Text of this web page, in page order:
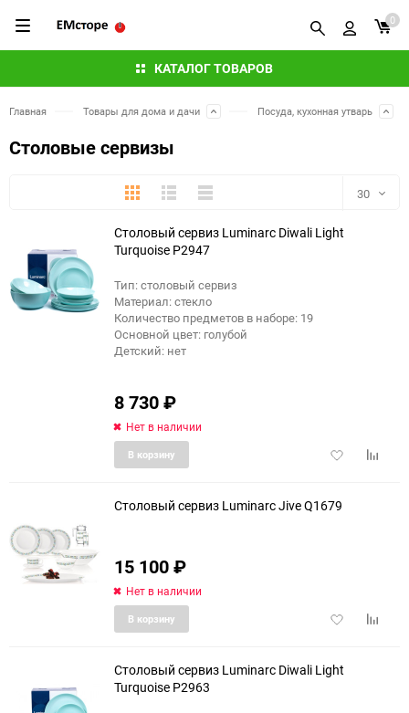
КАТАЛОГ ТОВАРОВ
0
Главная Товары для дома и дачи Посуда, кухонная утварь
Столовые сервизы
ПлиткаПодробноКомпактно 30
30
Столовый сервиз Luminarc Diwali Light
Turquoise P2947
Тип: столовый сервиз
Материал: стекло
Количество предметов в наборе: 19
Основной цвет: голубой
Детский: нет
8 730₽
Нет в наличии
Добавить
В корзину
Столовый сервиз Luminarc Jive Q1679
15 100₽
Нет в наличии
Добавить
В корзину
Столовый сервиз Luminarc Diwali Light
Turquoise P2963